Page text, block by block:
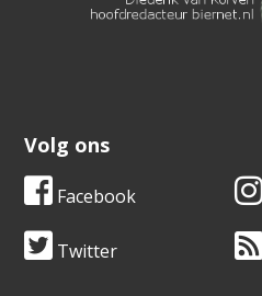
Volg ons
Facebook
Twitter